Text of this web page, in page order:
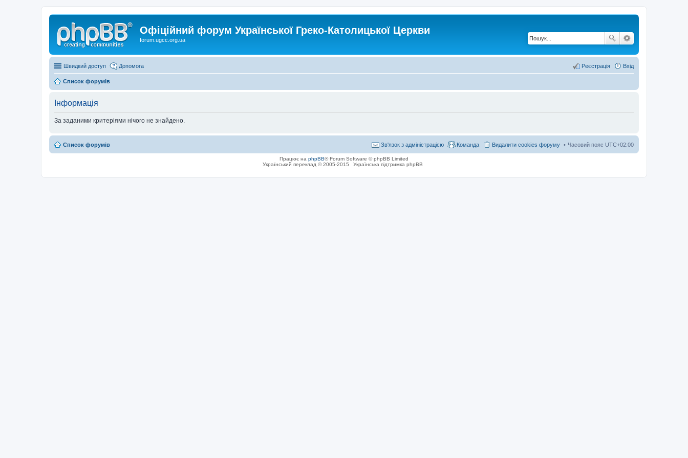
Офіційний форум Української Греко-Католицької Церкви
forum.ugcc.org.ua
Швидкий доступ Допомога Вхід
Реєстрація
Список форумів
Інформація
За заданими критеріями нічого не знайдено.
Список форумів Часовий пояс UTC+02:00
Видалити cookies форуму
Команда
Зв'язок з адміністрацією
Працює на phpBB® Forum Software © phpBB Limited
Український переклад © 2005-2015
Українська підтримка phpBB